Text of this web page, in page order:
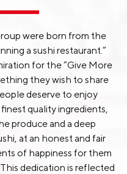
were born from the
a sushi restaurant.”
for the “Give More
they wish to share
deserve to enjoy
quality ingredients,
produce and a deep
at an honest and fair
of happiness for them
dedication is reflected